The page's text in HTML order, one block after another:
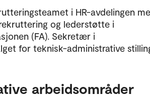
i HR-avdelingen
og lederstøtte i
(FA). Sekretær i
for teknisk-administrative
arbeidsområder